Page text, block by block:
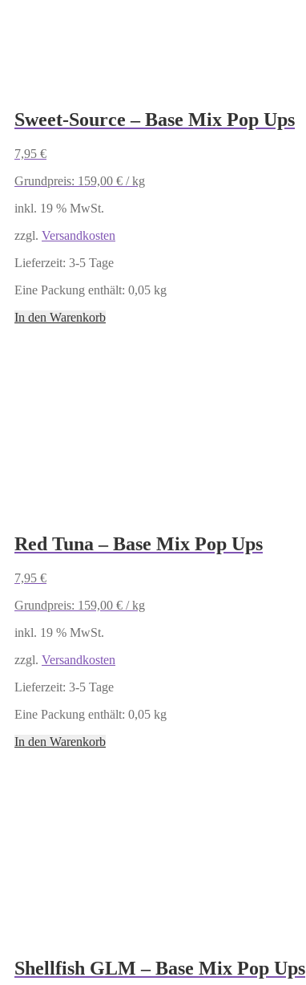
Sweet-Source – Base Mix Pop Ups
7,95 €
Grundpreis: 159,00 € /kg
inkl. 19 % MwSt.
zzgl. Versandkosten
Lieferzeit: 3-5 Tage
Eine Packung enthält: 0,05 kg
In den Warenkorb
Red Tuna – Base Mix Pop Ups
7,95 €
Grundpreis: 159,00 € /kg
inkl. 19 % MwSt.
zzgl. Versandkosten
Lieferzeit: 3-5 Tage
Eine Packung enthält: 0,05 kg
In den Warenkorb
Shellfish GLM – Base Mix Pop Ups